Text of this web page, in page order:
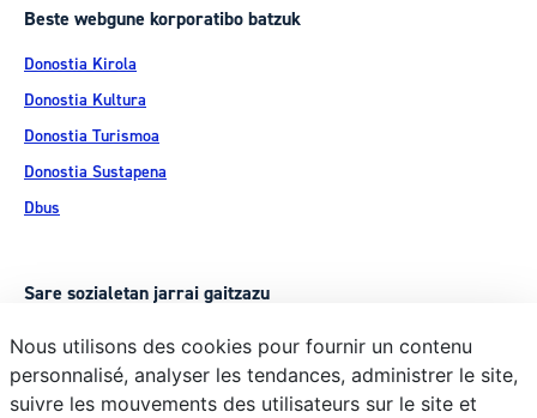
Beste webgune korporatibo batzuk
Donostia Kirola
Donostia Kultura
Donostia Turismoa
Donostia Sustapena
Dbus
Sare sozialetan jarrai gaitzazu
Nous utilisons des cookies pour fournir un contenu
personnalisé, analyser les tendances, administrer le site,
suivre les mouvements des utilisateurs sur le site et